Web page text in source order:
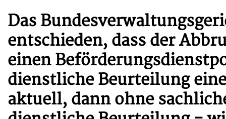
Das
entschieden, dass der
einen
dienstliche Beurteilung
aktuell, dann ohne